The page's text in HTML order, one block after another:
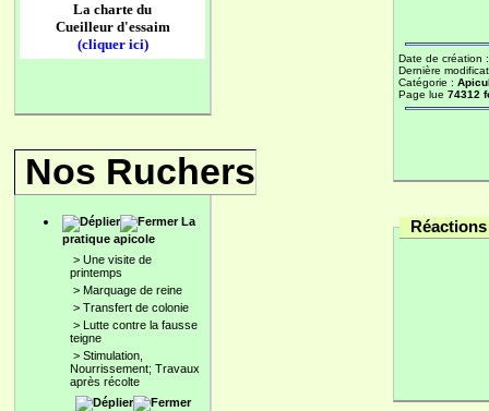
La charte du
Cueilleur d'essaim
(cliquer ici)
Nos Ruchers
La
pratique apicole
> Une visite de
printemps
> Marquage de reine
> Transfert de colonie
> Lutte contre la fausse
teigne
> Stimulation,
Nourrissement; Travaux
après récolte
Date de création
Dernière
Catégorie :
Page lue 74312